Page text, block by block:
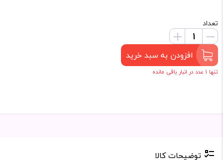
تعداد
افزودن به سبد خرید
تنها 1 عدد در انبار باقی مانده
توضیحات کالا